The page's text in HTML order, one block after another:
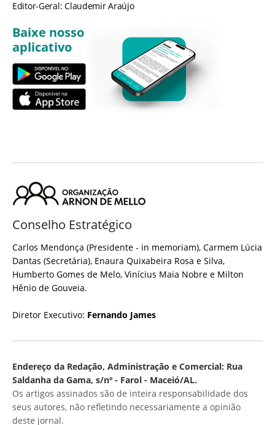
Editor-Geral: Claudemir Araújo
Baixe nosso
aplicativo
Conselho Estratégico
Carlos Mendonça (Presidente - in memoriam), Carmem Lúcia
Dantas (Secretária), Enaura Quixabeira Rosa e Silva,
Humberto Gomes de Melo, Vinícius Maia Nobre e Milton
Hênio de Gouveia.
Diretor Executivo: Fernando James
Endereço da Redação, Administração e Comercial: Rua
Saldanha da Gama, s/nº - Farol - Maceió/AL.
Os artigos assinados são de inteira responsabilidade dos
seus autores, não refletindo necessariamente a opinião
deste jornal.